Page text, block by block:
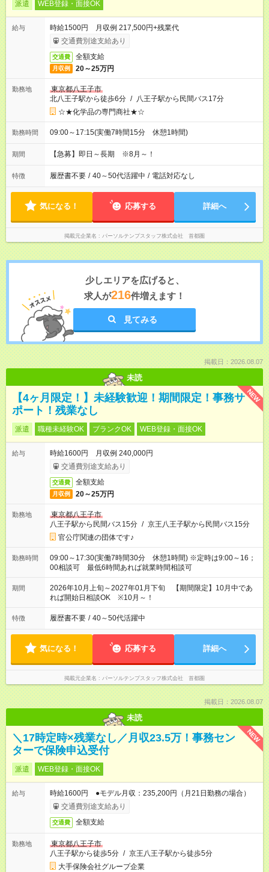
派遣 WEB登録・面接OK
給与
時給1500円 月収例 217,500円+残業代
交通費別途支給あり
交通費 全額支給
月収例 20～25万円
勤務地
東京都八王子市
北八王子駅から徒歩6分 / 八王子駅から民間バス17分
☆★化学品の専門商社★☆
勤務時間 09:00～17:15(実働7時間15分 休憩1時間)
期間 【急募】即日～長期 ※8月～！
特徴 履歴書不要 / 40～50代活躍中 / 電話対応なし
気になる！ 応募する 詳細へ
掲載元企業名 パーソルテンプスタッフ株式会社 首都圏
少しエリアを広げると、
求人が216件増えます！
見てみる
掲載日：2026.08.07
未読
NEW
【4ヶ月限定！】未経験歓迎！期間限定！事務サ
ポート！残業なし
派遣 職種未経験OK ブランクOK WEB登録・面接OK
給与
時給1600円 月収例 240,000円
交通費別途支給あり
交通費 全額支給
月収例 20～25万円
勤務地
東京都八王子市
八王子駅から民間バス15分 / 京王八王子駅から民間バス15分
官公庁関連の団体です♪
勤務時間
09:00～17:30(実働7時間30分 休憩1時間) ※定時は9:00～16；
00相談可 最低6時間あれば就業時間相談可
期間
2026年10月上旬～2027年01月下旬 【期間限定】10月中であ
れば開始日相談OK ※10月～！
特徴 履歴書不要 / 40～50代活躍中
気になる！ 応募する 詳細へ
掲載元企業名 パーソルテンプスタッフ株式会社 首都圏
掲載日：2026.08.07
未読
NEW
＼17時定時×残業なし／月収23.5万！事務セン
ターで保険申込受付
派遣 WEB登録・面接OK
給与
時給1600円 ●モデル月収：235,200円（月21日勤務の場合）
交通費別途支給あり
交通費 全額支給
勤務地
東京都八王子市
八王子駅から徒歩5分 / 京王八王子駅から徒歩5分
大手保険会社グループ企業